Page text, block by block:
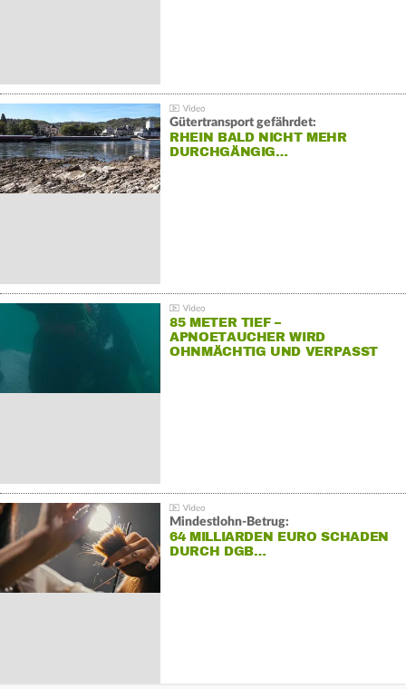
Gütertransport gefährdet:
RHEIN BALD NICHT MEHR
DURCHGÄNGIG…
85 METER TIEF –
APNOETAUCHER WIRD
OHNMÄCHTIG UND VERPASST
Mindestlohn-Betrug:
64 MILLIARDEN EURO SCHADEN
DURCH DGB…